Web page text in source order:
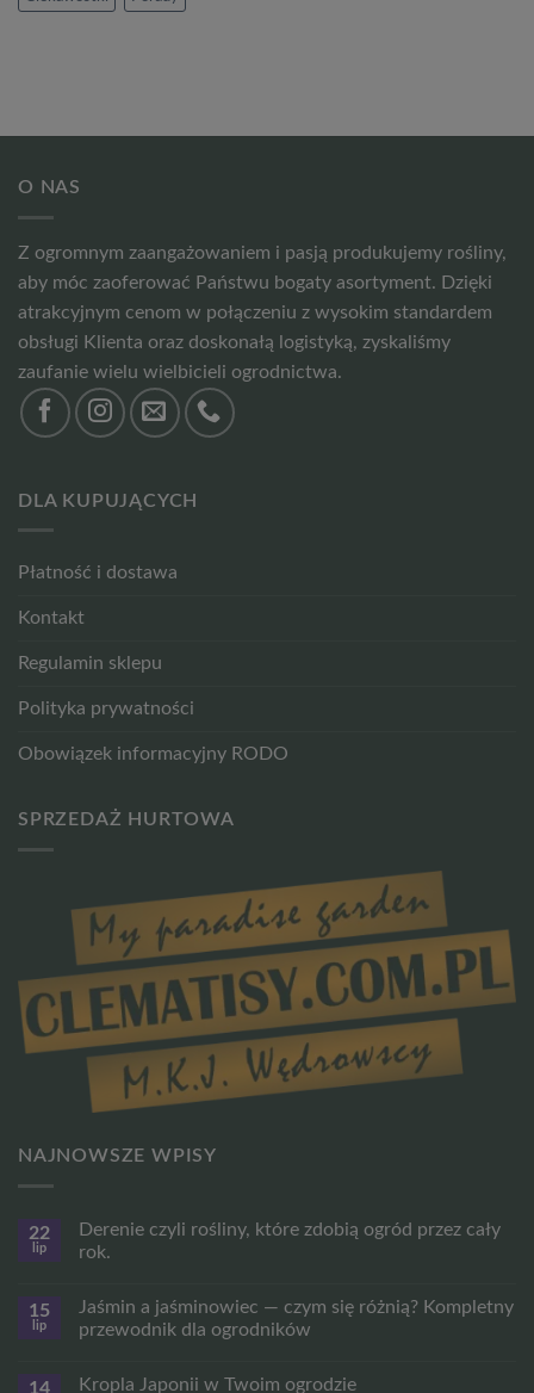
O NAS
Z ogromnym zaangażowaniem i pasją produkujemy rośliny,
aby móc zaoferować Państwu bogaty asortyment. Dzięki
atrakcyjnym cenom w połączeniu z wysokim standardem
obsługi Klienta oraz doskonałą logistyką, zyskaliśmy
zaufanie wielu wielbicieli ogrodnictwa.
DLA KUPUJĄCYCH
Płatność i dostawa
Kontakt
Regulamin sklepu
Polityka prywatności
Obowiązek informacyjny RODO
SPRZEDAŻ HURTOWA
NAJNOWSZE WPISY
22
lip
Derenie czyli rośliny, które zdobią ogród przez cały
rok.
do
czyli
zdobią
15
lip
Jaśmin a jaśminowiec — czym się różnią? Kompletny
przewodnik dla ogrodników
do
14 Kropla Japonii w Twoim ogrodzie